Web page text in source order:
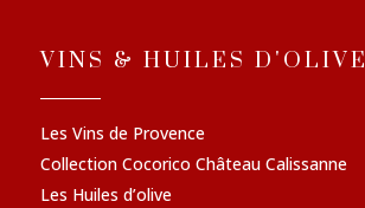
VINS & HUILES D'OLIVE
Les Vins de Provence
Collection Cocorico Château Calissanne
Les Huiles d’olive